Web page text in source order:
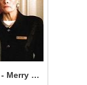
Merry Christmas,